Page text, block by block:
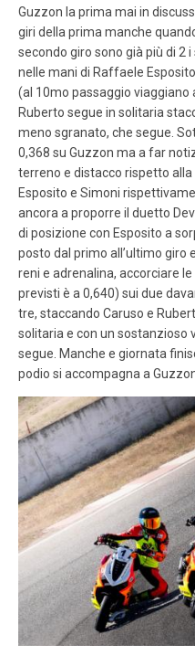
Guzzon la prima mai in
giri della prima manche
secondo giro sono già più di 2
nelle mani di Raffaele
(al 10mo passaggio
Ruberto segue in solitaria
meno sgranato, che segue.
0,368 su Guzzon ma a far
terreno e distacco rispetto
Esposito e Simoni
ancora a proporre il duetto
di posizione con Esposito a
posto dal primo all’ultimo giro
reni e adrenalina, accorciare
previsti è a 0,640) sui due
tre, staccando Caruso e
solitaria e con un sostanzioso
segue. Manche e giornata
podio si accompagna a